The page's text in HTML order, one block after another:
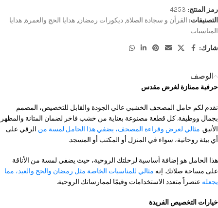
رمز المنتج: 4253
التصنيفات: القرأن و سجادة الصلاة, ديكورات رمضان, هدايا الحج والعمرة, هدايا
المناسبات
شارك:
الوصف
حرفية ممتازة لغرض مقدس
نقدم لكم حامل المصحف الخشبي عالي الجودة والقابل للتخصيص، المصمم
بجمال ووظيفة. كل قطعة مصنوعة بعناية من خشب فاخر لضمان المتانة والمظهر
الأنيق. مثالي لعرض وقراءة المصحف، يضفي هذا الحامل لمسة من الرقي على
أي بيئة روحانية، سواء في المنزل أو المكتب أو المسجد.
هذا الحامل هو إضافة أساسية لرحلتك الروحية، حيث يضفي لمسة من الأناقة
على مساحة صلاتك. إنه مثالي للمناسبات الخاصة مثل رمضان والحج والعيد، مما
يجعله عنصراً متعدد الاستخدامات وقيمًا لممارساتك الروحية.
خيارات التخصيص الفريدة